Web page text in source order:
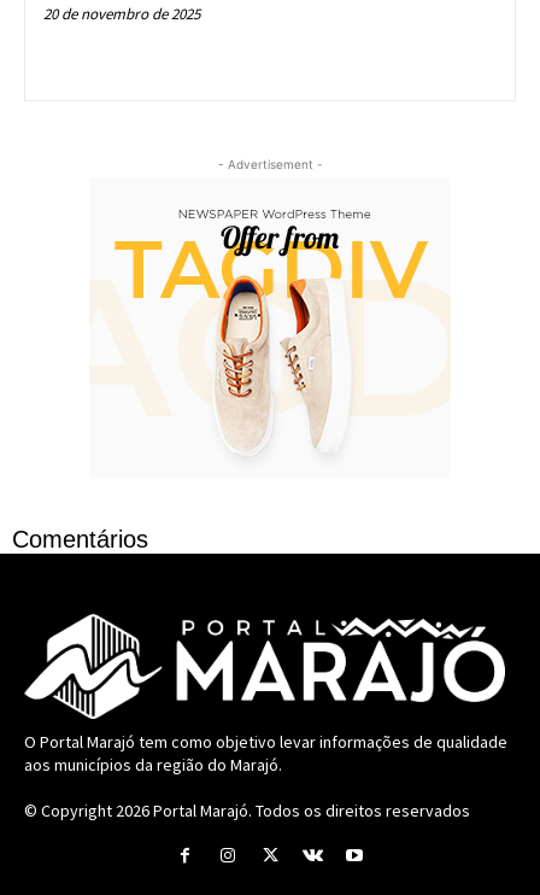
20 de novembro de 2025
- Advertisement -
Comentários
O Portal Marajó tem como objetivo levar informações de qualidade
aos municípios da região do Marajó.
© Copyright 2026Portal Marajó. Todos os direitos reservados